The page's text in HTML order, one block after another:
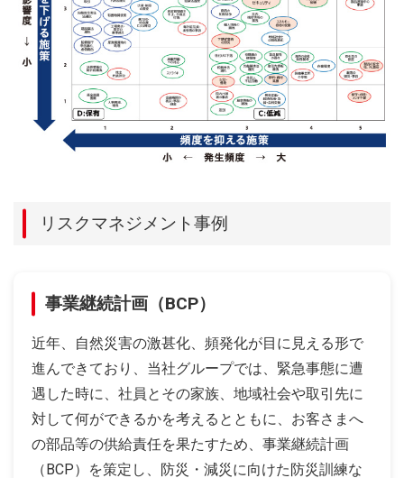
リスクマネジメント事例
事業継続計画（BCP）
近年、自然災害の激甚化、頻発化が目に見える形で
進んできており、当社グループでは、緊急事態に遭
遇した時に、社員とその家族、地域社会や取引先に
対して何ができるかを考えるとともに、お客さまへ
の部品等の供給責任を果たすため、事業継続計画
（BCP）を策定し、防災・減災に向けた防災訓練な